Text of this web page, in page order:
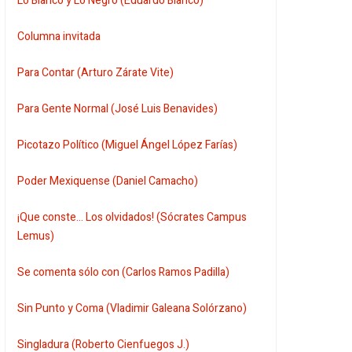
Columna invitada
Para Contar (Arturo Zárate Vite)
Para Gente Normal (José Luis Benavides)
Picotazo Político (Miguel Ángel López Farías)
Poder Mexiquense (Daniel Camacho)
¡Que conste... Los olvidados! (Sócrates Campus
Lemus)
Se comenta sólo con (Carlos Ramos Padilla)
Sin Punto y Coma (Vladimir Galeana Solórzano)
Singladura (Roberto Cienfuegos J.)